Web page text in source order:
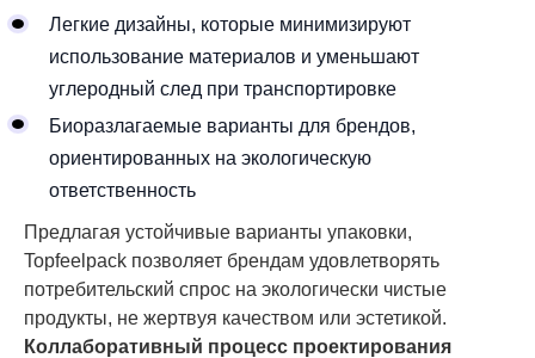
Легкие дизайны, которые минимизируют
использование материалов и уменьшают
углеродный след при транспортировке
Биоразлагаемые варианты для брендов,
ориентированных на экологическую
ответственность
Предлагая устойчивые варианты упаковки,
Topfeelpack позволяет брендам удовлетворять
потребительский спрос на экологически чистые
продукты, не жертвуя качеством или эстетикой.
Коллаборативный процесс проектирования